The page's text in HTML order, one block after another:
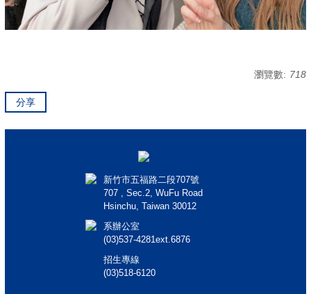
瀏覽數: 718
分享
新竹市五福路二段707號
707 , Sec.2, WuFu Road
Hsinchu, Taiwan 30012
系辦公室
(03)537-4281ext.6876
招生專線
(03)518-6120